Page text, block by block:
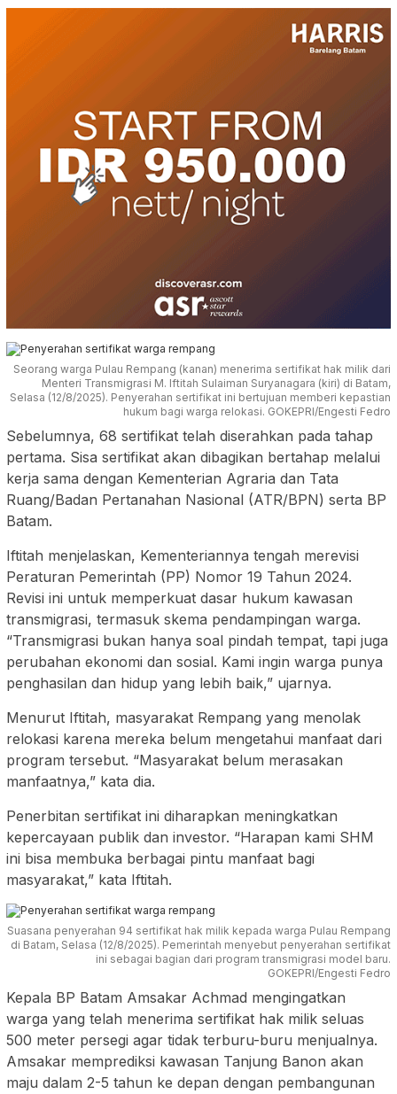
Seorang warga Pulau Rempang (kanan) menerima sertifikat hak milik dari
Menteri Transmigrasi M. Iftitah Sulaiman Suryanagara (kiri) di Batam,
Selasa (12/8/2025). Penyerahan sertifikat ini bertujuan memberi kepastian
hukum bagi warga relokasi. GOKEPRI/Engesti Fedro
Sebelumnya, 68 sertifikat telah diserahkan pada tahap
pertama. Sisa sertifikat akan dibagikan bertahap melalui
kerja sama dengan Kementerian Agraria dan Tata
Ruang/Badan Pertanahan Nasional (ATR/BPN) serta BP
Batam.
Iftitah menjelaskan, Kementeriannya tengah merevisi
Peraturan Pemerintah (PP) Nomor 19 Tahun 2024.
Revisi ini untuk memperkuat dasar hukum kawasan
transmigrasi, termasuk skema pendampingan warga.
“Transmigrasi bukan hanya soal pindah tempat, tapi juga
perubahan ekonomi dan sosial. Kami ingin warga punya
penghasilan dan hidup yang lebih baik,” ujarnya.
Menurut Iftitah, masyarakat Rempang yang menolak
relokasi karena mereka belum mengetahui manfaat dari
program tersebut. “Masyarakat belum merasakan
manfaatnya,” kata dia.
Penerbitan sertifikat ini diharapkan meningkatkan
kepercayaan publik dan investor. “Harapan kami SHM
ini bisa membuka berbagai pintu manfaat bagi
masyarakat,” kata Iftitah.
Suasana penyerahan 94 sertifikat hak milik kepada warga Pulau Rempang
di Batam, Selasa (12/8/2025). Pemerintah menyebut penyerahan sertifikat
ini sebagai bagian dari program transmigrasi model baru.
GOKEPRI/Engesti Fedro
Kepala BP Batam Amsakar Achmad mengingatkan
warga yang telah menerima sertifikat hak milik seluas
500 meter persegi agar tidak terburu-buru menjualnya.
Amsakar memprediksi kawasan Tanjung Banon akan
maju dalam 2-5 tahun ke depan dengan pembangunan